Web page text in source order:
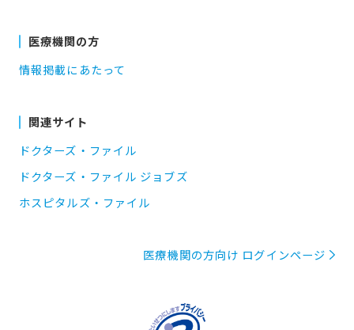
医療機関の方
情報掲載にあたって
関連サイト
ドクターズ・ファイル
ドクターズ・ファイル ジョブズ
ホスピタルズ・ファイル
医療機関の方向け ログインページ